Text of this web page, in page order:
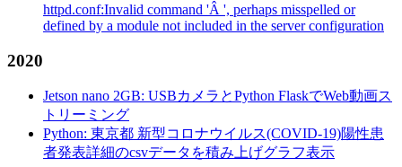
httpd.conf:Invalid command 'Â ', perhaps misspelled or
defined by a module not included in the server configuration
2020
Jetson nano 2GB: USBカメラとPython FlaskでWeb動画ス
トリーミング
Python: 東京都 新型コロナウイルス(COVID-19)陽性患
者発表詳細のcsvデータを積み上げグラフ表示